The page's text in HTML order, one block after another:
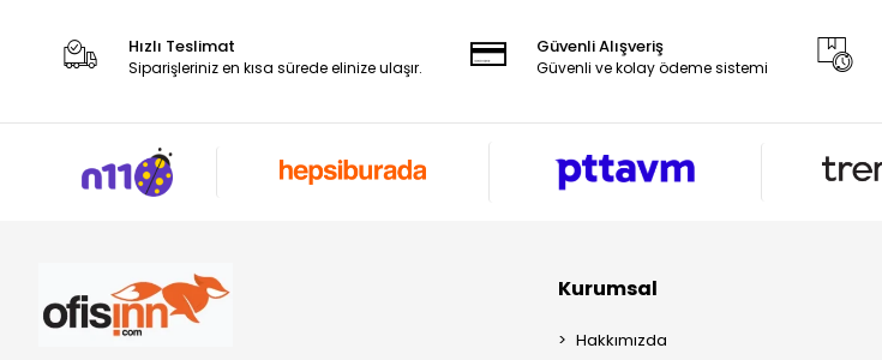
Hızlı Teslimat
Siparişleriniz en kısa sürede elinize ulaşır.
Güvenli Alışveriş
Güvenli ve kolay ödeme sistemi
Kurumsal
Hakkımızda